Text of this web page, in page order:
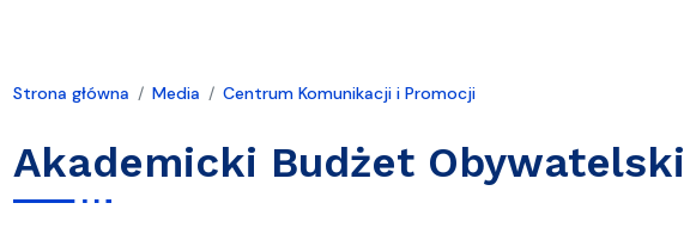
Strona główna Media Centrum Komunikacji i Promocji
Akademicki Budżet Obywatelski